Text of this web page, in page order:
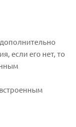
если его нет, то